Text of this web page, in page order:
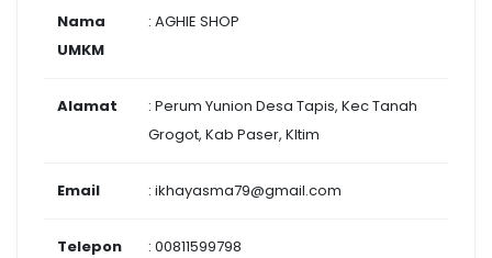
Nama
UMKM
: AGHIE SHOP
Alamat
: Perum Yunion Desa Tapis, Kec Tanah
Grogot, Kab Paser, Kltim
Email : ikhayasma79@gmail.com
Telepon : 00811599798